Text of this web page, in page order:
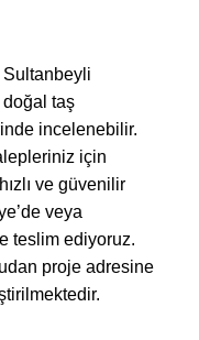
Sultanbeyli
doğal taş
incelenebilir.
için
ve güvenilir
veya
teslim ediyoruz.
proje adresine